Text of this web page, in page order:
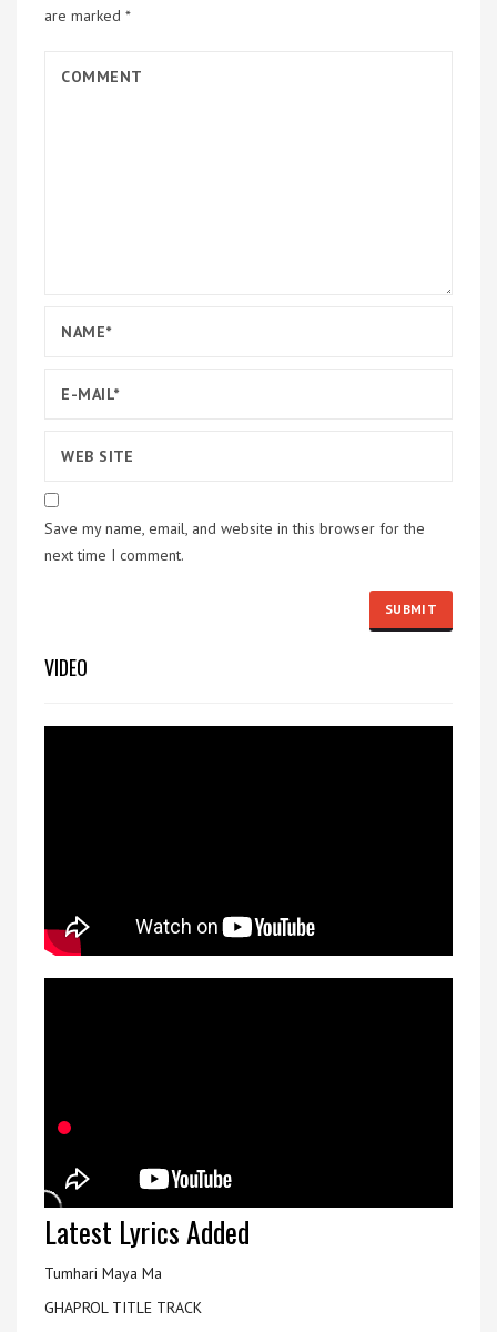
are marked *
Save my name, email, and website in this browser for the
next time I comment.
VIDEO
Latest Lyrics Added
Tumhari Maya Ma
GHAPROL TITLE TRACK